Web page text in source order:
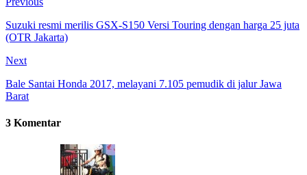
Suzuki resmi merilis GSX-S150 Versi Touring dengan harga 25 juta
(OTR Jakarta)
Next
Bale Santai Honda 2017, melayani 7.105 pemudik di jalur Jawa
Barat
3 Komentar